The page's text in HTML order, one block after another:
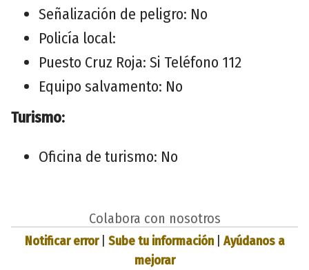
Señalización de peligro: No
Policía local:
Puesto Cruz Roja: Si Teléfono 112
Equipo salvamento: No
Turismo:
Oficina de turismo: No
Colabora con nosotros
Notificar error| Sube tu información| Ayúdanos a
mejorar